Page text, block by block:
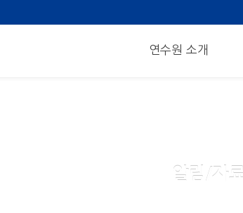
연수원 소개
알림/자